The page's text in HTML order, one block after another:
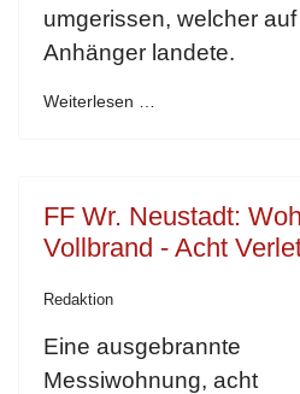
umgerissen, welcher
Anhänger landete.
Weiterlesen …
FF Wr. Neustadt:
Vollbrand - Acht
Redaktion
Eine ausgebrannte
Messiwohnung, acht